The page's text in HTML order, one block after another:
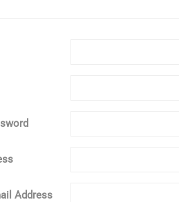
Address